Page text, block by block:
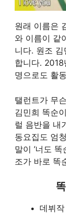
원래 이름은
와 이름이 같
니다. 원조
합니다. 2018
명으로도 활
탤런트가 무
김민희 똑순
럴 음반을 내
동요집도 엄
말이 ‘너도
조가 바로 똑
데뷔